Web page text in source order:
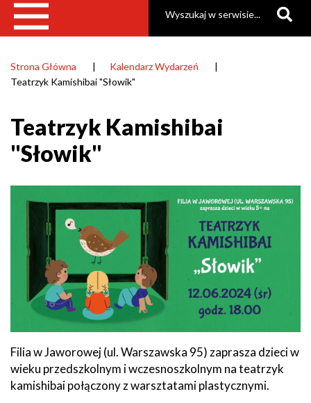
Ścieżka
Strona Główna
Kalendarz Wydarzeń
Teatrzyk Kamishibai "Słowik"
Teatrzyk Kamishibai
"Słowik"
Filia w Jaworowej (ul. Warszawska 95) zaprasza dzieci w
wieku przedszkolnym i wczesnoszkolnym na teatrzyk
kamishibai połączony z warsztatami plastycznymi.